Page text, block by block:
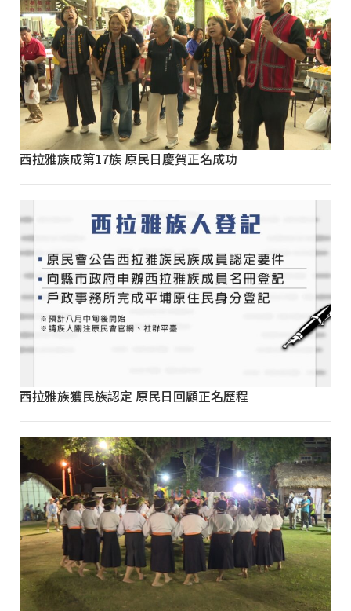
西拉雅族成第17族 原民日慶賀正名成功
西拉雅族獲民族認定 原民日回顧正名歷程